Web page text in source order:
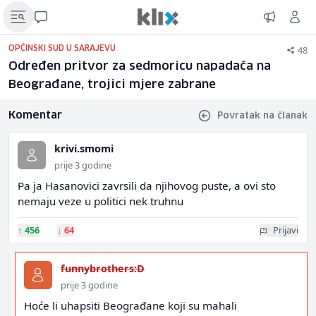
OPĆINSKI SUD U SARAJEVU 48
Određen pritvor za sedmoricu napadača na
Beograđane, trojici mjere zabrane
Komentar Povratak na članak
krivi.smomi
prije 3 godine
Pa ja Hasanovici zavrsili da njihovog puste, a ovi sto
nemaju veze u politici nek truhnu
↑ 456 ↓ 64 Prijavi
funnybrothers:D
prije 3 godine
Hoće li uhapsiti Beograđane koji su mahali